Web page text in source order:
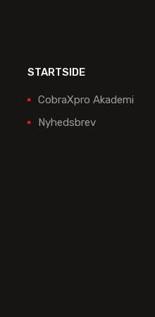
STARTSIDE
CobraXpro Akademi
Nyhedsbrev